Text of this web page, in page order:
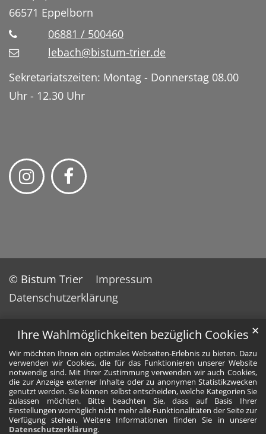
Ihre Wahlmöglichkeiten bezüglich Cookies
Wir möchten Ihnen ein optimales Webseiten-Erlebnis zu bieten. Dazu
verwenden wir Cookies, die für das Funktionieren unserer Website
notwendig sind. Mit Ihrer Zustimmung verwenden wir auch Cookies,
die zur Anzeige externer Inhalte oder zu anonymen Statistikzwecken
genutzt werden. Sie können selbst entscheiden, welche Kategorien Sie
zulassen möchten. Bitte beachten Sie, dass auf Basis Ihrer
Einstellungen womöglich nicht mehr alle Funktionalitäten der Seite zur
Verfügung stehen. Weitere Informationen finden Sie in unserer
Datenschutzerklärung.
✕
66571 Eppelborn
06881 / 500460
lebach@bistum-trier.de
Sekretariatszeiten: Montag - Donnerstag 08.00
Uhr - 12.30 Uhr
© Bistum Trier
Impressum
Datenschutzerklärung